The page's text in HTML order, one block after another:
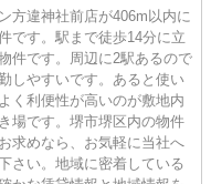
方違神社前店が406m以内に
です。駅まで徒歩14分に立
件です。周辺に2駅あるので
しやすいです。あると使い
く利便性が高いのが敷地内
場です。堺市堺区内の物件
求めなら、お気軽に当社へ
さい。地域に密着している